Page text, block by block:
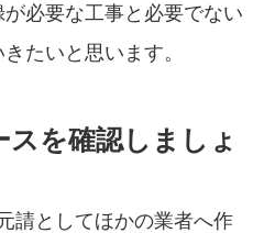
必要な工事と必要でない
たいと思います。
を確認しましょ
請としてほかの業者へ作